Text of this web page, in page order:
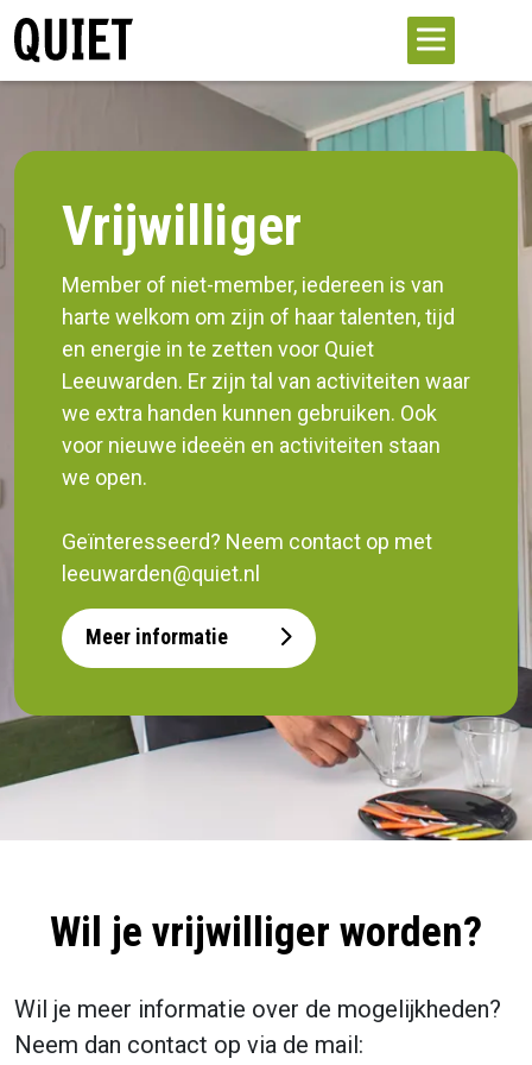
Vrijwilliger
Member of niet-member, iedereen is van
harte welkom om zijn of haar talenten, tijd
en energie in te zetten voor Quiet
Leeuwarden. Er zijn tal van activiteiten waar
we extra handen kunnen gebruiken. Ook
voor nieuwe ideeën en activiteiten staan
we open.
Geïnteresseerd? Neem contact op met
leeuwarden@quiet.nl
Meer informatie
Wil je vrijwilliger worden?
Wil je meer informatie over de mogelijkheden?
Neem dan contact op via de mail: